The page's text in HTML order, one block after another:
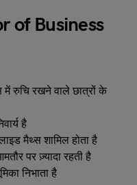
of Business
में रुचि रखने वाले छात्रों के
है
मैथ्स शामिल होता है
पर ज़्यादा रहती है
निभाता है